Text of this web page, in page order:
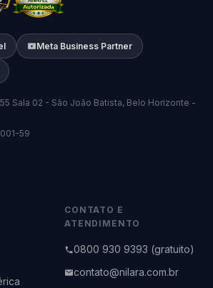
Meta Business Partner
Sala 02 - São João Batista, Belo Horizonte -
59
CONTATO E
ATENDIMENTO
0800 930 9393 (gratuito)
contato@nilara.com.br